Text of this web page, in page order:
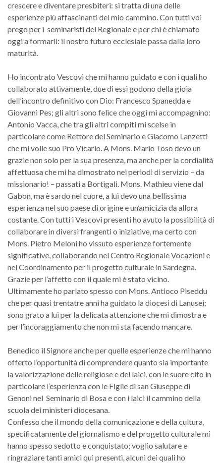
crescere e diventare presbiteri: si tratta di una delle
esperienze più affascinanti del mio cammino. Con tutti voi
prego per i seminaristi del Regionale e per chi è chiamato
oggi a formarli: il nostro futuro ecclesiale passa dalla loro
maturità.
Ho incontrato Vescovi che mi hanno guidato e con i quali ho
collaborato attivamente, due di essi godono della gioia
dell’incontro definitivo con Dio: Francesco Spanedda e
Giovanni Pes; gli altri sono felice che oggi mi accompagnino:
Antonio Vacca, che tra gli altri compiti mi scelse in
particolare come Rettore del Seminario e Giacomo Lanzetti
che mi volle suo Pro Vicario. A Mons. Mario Toso devo un
grazie non solo per la sua presenza, ma anche per la cordialità
affettuosa che mi ha dimostrato nei periodi di servizio – da
missionario! – passati a Bortigali. Mons. Mathieu viene dal
Gabon, ma è sardo nel cuore, a lui devo una bellissima
esperienza nel suo paese di origine e un’amicizia da allora
costante. Con tutti i Vescovi presenti ho avuto la possibilità di
collaborare in diversi frangenti o iniziative, ma certo con
Mons. Pietro Meloni ho vissuto esperienze fortemente
significative, collaborando nel Centro Regionale Vocazioni e
nel Coordinamento per il progetto culturale in Sardegna.
Grazie per l’affetto con il quale mi è stato vicino.
Ultimamente ho parlato spesso con Mons. Antioco Piseddu
che per quasi trentatre anni ha guidato la diocesi di Lanusei;
sono grato a lui per la delicata attenzione che mi dimostra e
per l’incoraggiamento che non mi sta facendo mancare.
Benedico il Signore anche per quelle esperienze che mi hanno
offerto l’opportunità di comprendere quanto sia importante
la valorizzazione delle religiose e dei laici, con le suore cito in
particolare l’esperienza con le Figlie di san Giuseppe di
Genoni nel Seminario di Bosa e con i laici il cammino della
scuola dei ministeri diocesana.
Confesso che il mondo della comunicazione e della cultura,
specificatamente del giornalismo e del progetto culturale mi
hanno spesso sedotto e conquistato; voglio salutare e
ringraziare tanti amici qui presenti, alcuni dei quali ho